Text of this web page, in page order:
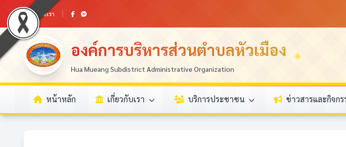
ติดต่อเรา
องค์การบริหารส่วนตำบลหัวเมือง
Hua Mueang Subdistrict Administrative Organization
หน้าหลัก เกี่ยวกับเรา บริการประชาชน ข่าวสารและกิจกร